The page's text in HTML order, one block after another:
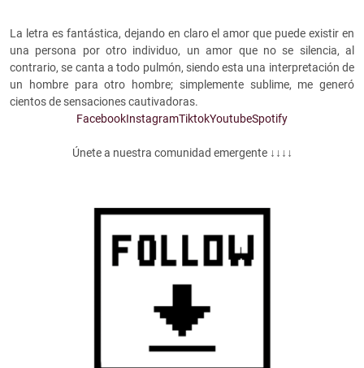
La letra es fantástica, dejando en claro el amor que puede existir en
una persona por otro individuo, un amor que no se silencia, al
contrario, se canta a todo pulmón, siendo esta una interpretación de
un hombre para otro hombre; simplemente sublime, me generó
cientos de sensaciones cautivadoras.
FacebookInstagramTiktokYoutubeSpotify
Únete a nuestra comunidad emergente ↓↓↓↓